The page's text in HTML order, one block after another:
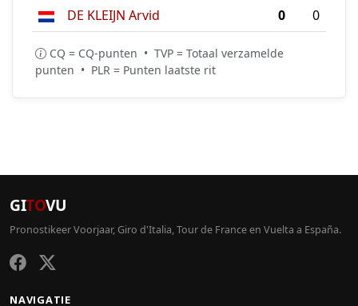
DE KLEIJN Arvid
0 0
CQ = CQ-punten • TVP = Totaal verzamelde
punten • PLR = Punten laatste rit
GITOVU
Pronostikeer Voorjaar, Giro d'Italia, Tour de France en Vuelta a España.
NAVIGATIE